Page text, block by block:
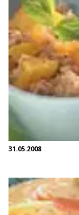
31.05.2008